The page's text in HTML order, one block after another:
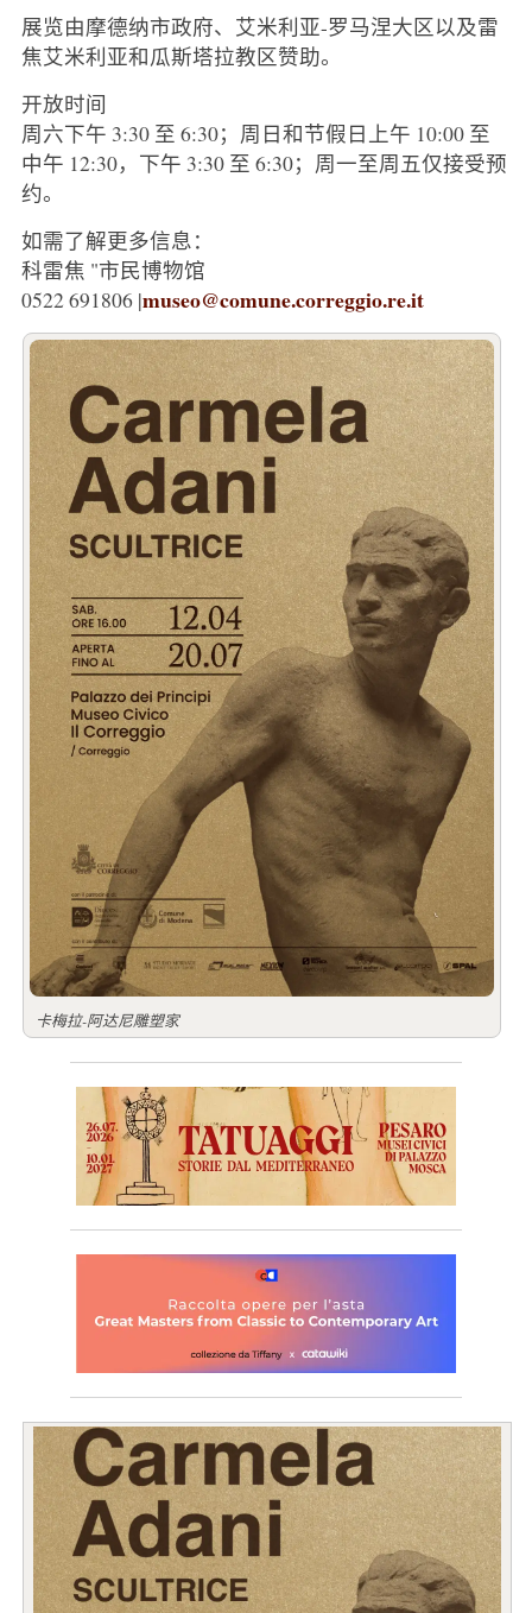
展览由摩德纳市政府、艾米利亚-罗马涅大区以及雷
焦艾米利亚和瓜斯塔拉教区赞助。
开放时间
周六下午 3:30 至 6:30；周日和节假日上午 10:00 至
中午 12:30，下午 3:30 至 6:30；周一至周五仅接受预
约。
如需了解更多信息：
科雷焦 "市民博物馆
0522 691806 |museo@comune.correggio.re.it
卡梅拉-阿达尼雕塑家